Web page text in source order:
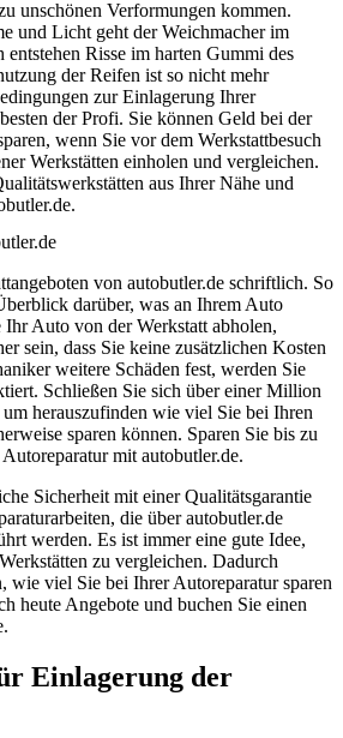
unschönen Verformungen kommen.
und Licht geht der Weichmacher im
Risse im harten Gummi des
der Reifen ist so nicht mehr
zur Einlagerung Ihrer
der Profi. Sie können Geld bei der
wenn Sie vor dem Werkstattbesuch
Werkstätten einholen und vergleichen.
aus Ihrer Nähe und
von autobutler.de schriftlich. So
darüber, was an Ihrem Auto
Auto von der Werkstatt abholen,
sein, dass Sie keine zusätzlichen Kosten
weitere Schäden fest, werden Sie
Schließen Sie sich über einer Million
herauszufinden wie viel Sie bei Ihren
sparen können. Sparen Sie bis zu
mit autobutler.de.
Sicherheit mit einer Qualitätsgarantie
die über autobutler.de
werden. Es ist immer eine gute Idee,
zu vergleichen. Dadurch
wie viel Sie bei Ihrer Autoreparatur sparen
heute Angebote und buchen Sie einen
Einlagerung der